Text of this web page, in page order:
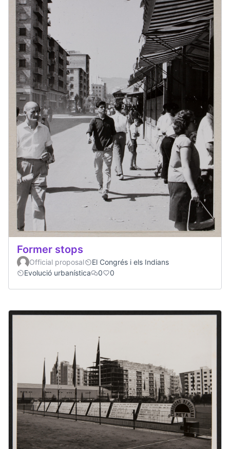
Former stops
Official proposal
El Congrés i els Indians
Evolució urbanística
0 0